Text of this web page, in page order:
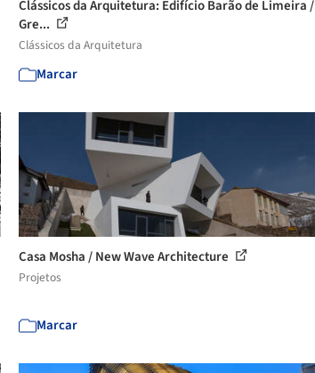
Clássicos da Arquitetura: Edifício Barão de Limeira /
Gre...
Clássicos da Arquitetura
Marcar
Casa Mosha / New Wave Architecture
Projetos
Marcar